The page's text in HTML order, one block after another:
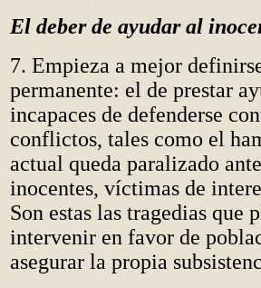
El deber de ayudar al
7. Empieza a mejor
permanente: el de prestar
incapaces de defenderse
conflictos, tales como el
actual queda paralizado
inocentes, víctimas de
Son estas las tragedias que
intervenir en favor de
asegurar la propia